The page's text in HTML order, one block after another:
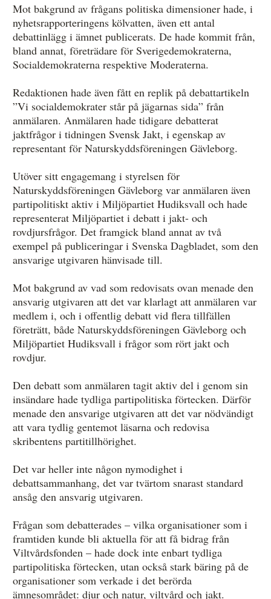
Mot bakgrund av frågans politiska dimensioner hade, i
nyhetsrapporteringens kölvatten, även ett antal
debattinlägg i ämnet publicerats. De hade kommit från,
bland annat, företrädare för Sverigedemokraterna,
Socialdemokraterna respektive Moderaterna.
Redaktionen hade även fått en replik på debattartikeln
”Vi socialdemokrater står på jägarnas sida” från
anmälaren. Anmälaren hade tidigare debatterat
jaktfrågor i tidningen Svensk Jakt, i egenskap av
representant för Naturskyddsföreningen Gävleborg.
Utöver sitt engagemang i styrelsen för
Naturskyddsföreningen Gävleborg var anmälaren även
partipolitiskt aktiv i Miljöpartiet Hudiksvall och hade
representerat Miljöpartiet i debatt i jakt- och
rovdjursfrågor. Det framgick bland annat av två
exempel på publiceringar i Svenska Dagbladet, som den
ansvarige utgivaren hänvisade till.
Mot bakgrund av vad som redovisats ovan menade den
ansvarig utgivaren att det var klarlagt att anmälaren var
medlem i, och i offentlig debatt vid flera tillfällen
företrätt, både Naturskyddsföreningen Gävleborg och
Miljöpartiet Hudiksvall i frågor som rört jakt och
rovdjur.
Den debatt som anmälaren tagit aktiv del i genom sin
insändare hade tydliga partipolitiska förtecken. Därför
menade den ansvarige utgivaren att det var nödvändigt
att vara tydlig gentemot läsarna och redovisa
skribentens partitillhörighet.
Det var heller inte någon nymodighet i
debattsammanhang, det var tvärtom snarast standard
ansåg den ansvarig utgivaren.
Frågan som debatterades – vilka organisationer som i
framtiden kunde bli aktuella för att få bidrag från
Viltvårdsfonden – hade dock inte enbart tydliga
partipolitiska förtecken, utan också stark bäring på de
organisationer som verkade i det berörda
ämnesområdet: djur och natur, viltvård och jakt.